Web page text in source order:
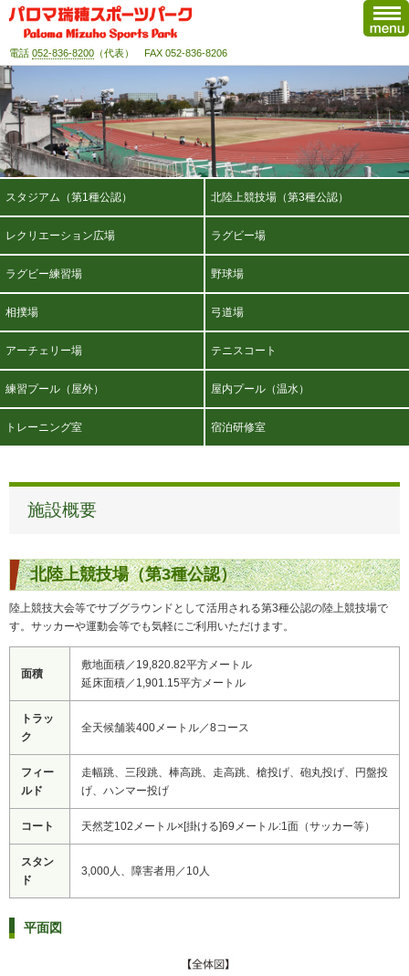
電話 052-836-8200 （代表） FAX 052-836-8206
スタジアム（第1種公認） 北陸上競技場（第3種公認）
レクリエーション広場 ラグビー場
ラグビー練習場 野球場
相撲場 弓道場
アーチェリー場 テニスコート
練習プール（屋外） 屋内プール（温水）
トレーニング室 宿泊研修室
施設概要
北陸上競技場（第3種公認）
陸上競技大会等でサブグラウンドとして活用される第3種公認の陸上競技場で
す。サッカーや運動会等でも気軽にご利用いただけます。
面積
敷地面積／19,820.82平方メートル
延床面積／1,901.15平方メートル
トラッ
ク
全天候舗装400メートル／8コース
フィー
ルド
走幅跳、三段跳、棒高跳、走高跳、槍投げ、砲丸投げ、円盤投
げ、ハンマー投げ
コート 天然芝102メートル×[掛ける]69メートル:1面（サッカー等）
スタン
ド
3,000人、障害者用／10人
平面図